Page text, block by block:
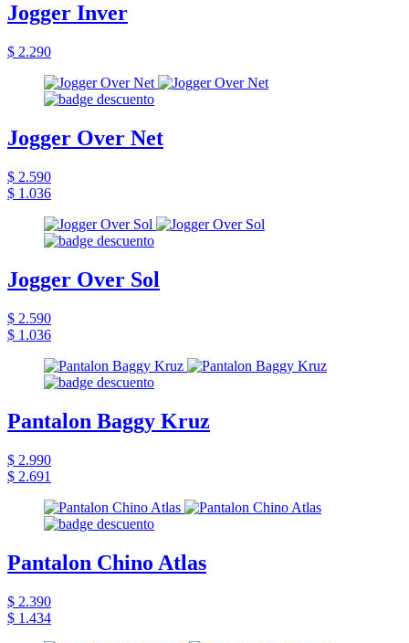
Jogger Inver
$ 2.290
Jogger Over Net
$ 2.590
$ 1.036
Jogger Over Sol
$ 2.590
$ 1.036
Pantalon Baggy Kruz
$ 2.990
$ 2.691
Pantalon Chino Atlas
$ 2.390
$ 1.434